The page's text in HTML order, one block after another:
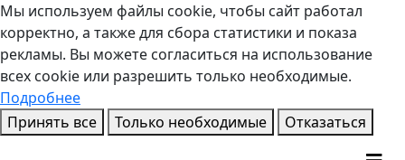
Мы используем файлы cookie, чтобы сайт работал
корректно, а также для сбора статистики и показа
рекламы. Вы можете согласиться на использование
всех cookie или разрешить только необходимые.
Подробнее
Принять все
Только необходимые Отказаться